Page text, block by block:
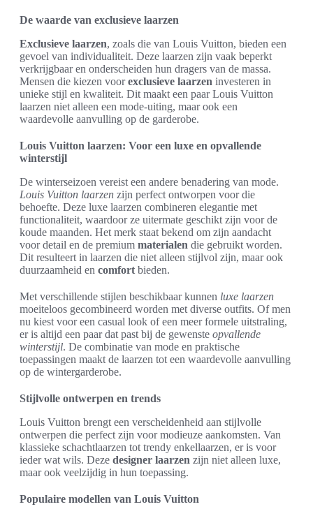
De waarde van exclusieve laarzen
Exclusieve laarzen, zoals die van Louis Vuitton, bieden een
gevoel van individualiteit. Deze laarzen zijn vaak beperkt
verkrijgbaar en onderscheiden hun dragers van de massa.
Mensen die kiezen voorexclusieve laarzen investeren in
unieke stijl en kwaliteit. Dit maakt een paar Louis Vuitton
laarzen niet alleen een mode-uiting, maar ook een
waardevolle aanvulling op de garderobe.
Louis Vuitton laarzen: Voor een luxe en opvallende
winterstijl
De winterseizoen vereist een andere benadering van mode.
Louis Vuitton laarzen zijn perfect ontworpen voor die
behoefte. Deze luxe laarzen combineren elegantie met
functionaliteit, waardoor ze uitermate geschikt zijn voor de
koude maanden. Het merk staat bekend om zijn aandacht
voor detail en de premium materialen die gebruikt worden.
Dit resulteert in laarzen die niet alleen stijlvol zijn, maar ook
duurzaamheid en comfort bieden.
Met verschillende stijlen beschikbaar kunnen luxe laarzen
moeiteloos gecombineerd worden met diverse outfits. Of men
nu kiest voor een casual look of een meer formele uitstraling,
er is altijd een paar dat past bij de gewenste opvallende
winterstijl. De combinatie van mode en praktische
toepassingen maakt de laarzen tot een waardevolle aanvulling
op de wintergarderobe.
Stijlvolle ontwerpen en trends
Louis Vuitton brengt een verscheidenheid aan stijlvolle
ontwerpen die perfect zijn voor modieuze aankomsten. Van
klassieke schachtlaarzen tot trendy enkellaarzen, er is voor
ieder wat wils. Deze designer laarzen zijn niet alleen luxe,
maar ook veelzijdig in hun toepassing.
Populaire modellen van Louis Vuitton